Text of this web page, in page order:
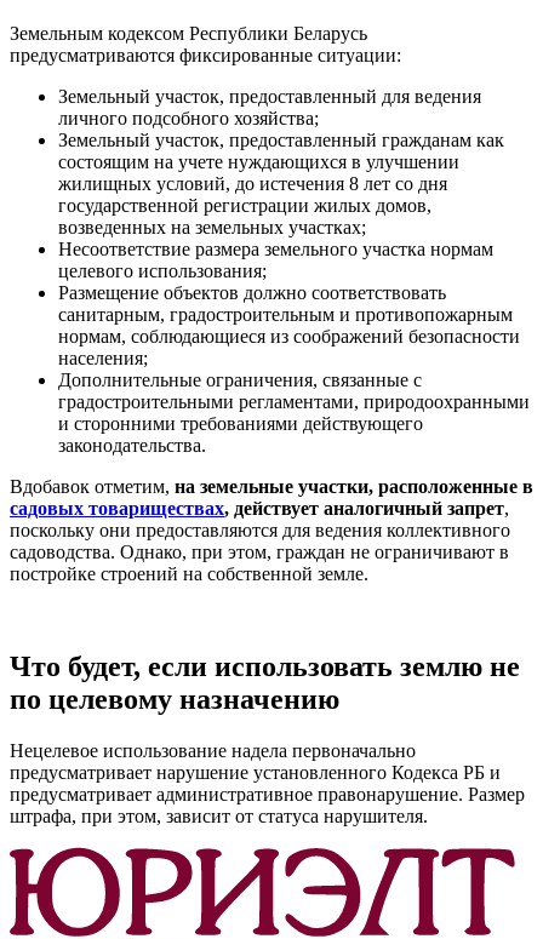
Земельным кодексом Республики Беларусь
предусматриваются фиксированные ситуации:
Земельный участок, предоставленный для ведения
личного подсобного хозяйства;
Земельный участок, предоставленный гражданам как
состоящим на учете нуждающихся в улучшении
жилищных условий, до истечения 8 лет со дня
государственной регистрации жилых домов,
возведенных на земельных участках;
Несоответствие размера земельного участка нормам
целевого использования;
Размещение объектов должно соответствовать
санитарным, градостроительным и противопожарным
нормам, соблюдающиеся из соображений безопасности
населения;
Дополнительные ограничения, связанные с
градостроительными регламентами, природоохранными
и сторонними требованиями действующего
законодательства.
Вдобавок отметим, на земельные участки, расположенные в
садовых товариществах, действует аналогичный запрет,
поскольку они предоставляются для ведения коллективного
садоводства. Однако, при этом, граждан не ограничивают в
постройке строений на собственной земле.
Что будет, если использовать землю не
по целевому назначению
Нецелевое использование надела первоначально
предусматривает нарушение установленного Кодекса РБ и
предусматривает административное правонарушение. Размер
штрафа, при этом, зависит от статуса нарушителя.